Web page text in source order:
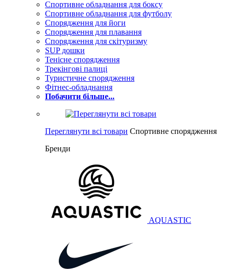
Спортивне обладнання для боксу
Спортивне обладнання для футболу
Спорядження для йоги
Спорядження для плавання
Спорядження для скітуризму
SUP дошки
Тенісне спорядження
Трекінгові палиці
Туристичне спорядження
Фітнес-обладнання
Побачити більше...
Переглянути всі товари Спортивне спорядження
Бренди
AQUASTIC